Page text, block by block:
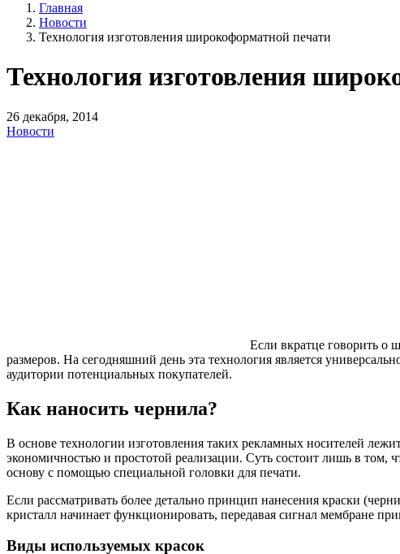
Главная
Новости
Технология изготовления широкоформатной печати
Технология изготовления
26 декабря, 2014
Новости
Если вкратце говорить о
размеров. На сегодняшний день эта технология является
аудитории потенциальных покупателей.
Как наносить чернила?
В основе технологии изготовления таких рекламных носителей
экономичностью и простотой реализации. Суть состоит лишь в том,
основу с помощью специальной головки для печати.
Если рассматривать более детально принцип нанесения краски
кристалл начинает функционировать, передавая сигнал мембране
Виды используемых красок